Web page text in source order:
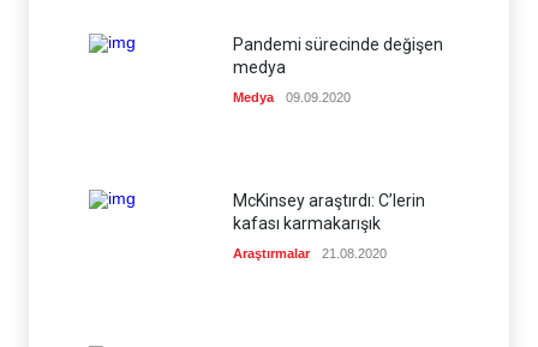
Pandemi sürecinde değişen
medya
Medya 09.09.2020
McKinsey araştırdı: C’lerin
kafası karmakarışık
Araştırmalar 21.08.2020